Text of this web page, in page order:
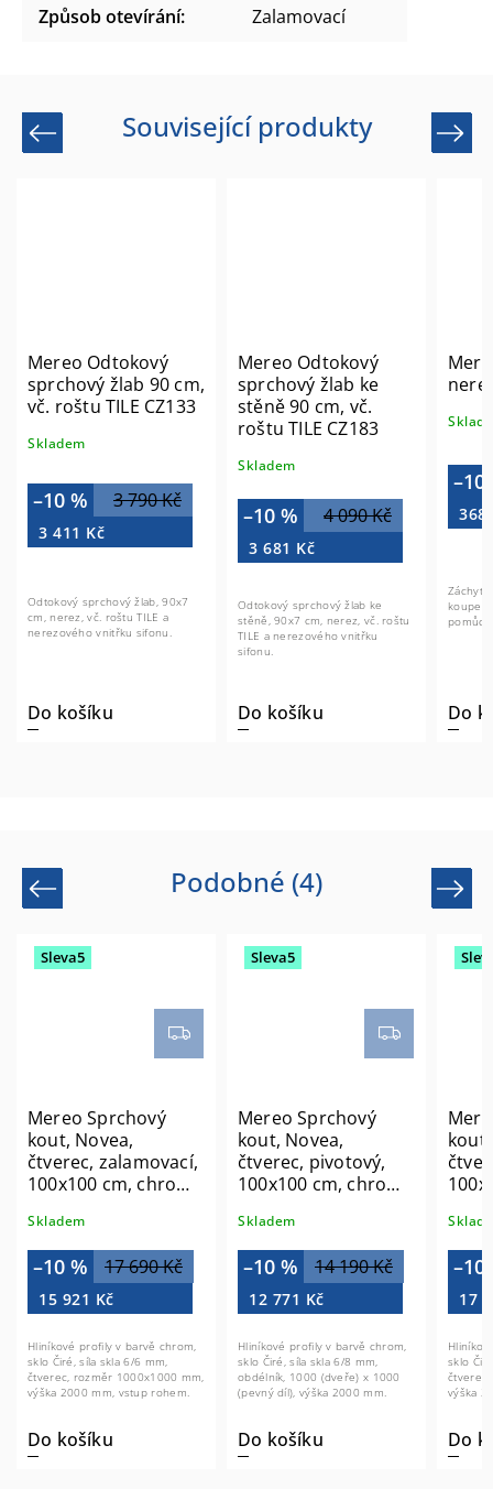
Způsob otevírání: Zalamovací
Související produkty
Previous
Mereo Odtokový
sprchový žlab 90 cm,
vč. roštu TILE CZ133
Skladem
3 790 Kč
–10 %
3 411 Kč
Do košíku
Odtokový sprchový žlab, 90x7
cm, nerez, vč. roštu TILE a
nerezového vnitřku sifonu.
Mereo Odtokový
sprchový žlab ke
stěně 90 cm, vč.
roštu TILE CZ183
Skladem
4 090 Kč
–10 %
3 681 Kč
Do košíku
Odtokový sprchový žlab ke
stěně, 90x7 cm, nerez, vč. roštu
TILE a nerezového vnitřku
sifonu.
–10
368
Do
Next
Podobné (4)
Previous
Sleva5
Mereo Sprchový
kout, Novea,
čtverec, zalamovací,
100x100 cm, chrom
CK13833ZVR
Skladem
17 690 Kč
–10 %
15 921 Kč
Do košíku
Hliníkové profily v barvě chrom,
sklo Čiré, síla skla 6/6 mm,
čtverec, rozměr 1000x1000 mm,
výška 2000 mm, vstup rohem.
Sleva5
Mereo Sprchový
kout, Novea,
čtverec, pivotový,
100x100 cm, chrom
L/P a pevný díl
CK13933Z
Skladem
14 190 Kč
–10 %
12 771 Kč
Do košíku
Hliníkové profily v barvě chrom,
sklo Čiré, síla skla 6/8 mm,
obdélník, 1000 (dveře) x 1000
(pevný díl), výška 2000 mm.
–10
17
Do
sklo
výška
Next